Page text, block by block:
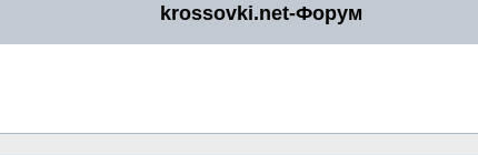
krossovki.net-Форум